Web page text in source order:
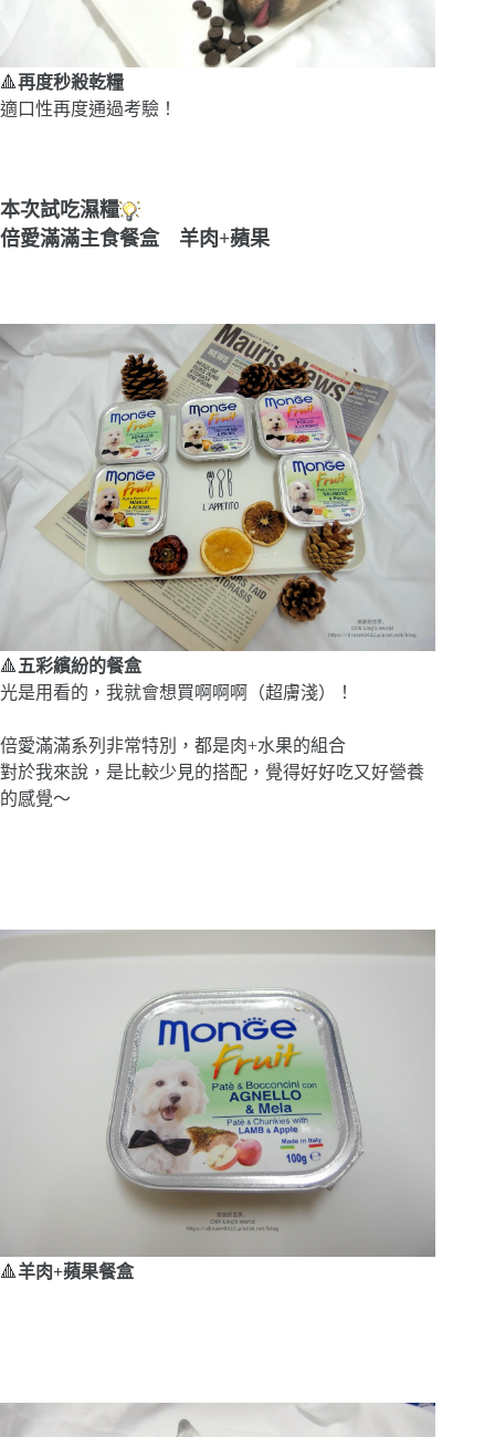
🔺再度秒殺乾糧
適口性再度通過考驗！
本次試吃濕糧
倍愛滿滿主食餐盒 羊肉+蘋果
🔺 五彩繽紛的餐盒
光是用看的，我就會想買啊啊啊（超膚淺）！
倍愛滿滿系列非常特別，都是肉+水果的組合
對於我來說，是比較少見的搭配，覺得好好吃又好營養
的感覺～
🔺羊肉+蘋果餐盒